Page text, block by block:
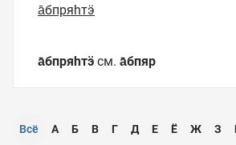
а̄бпряһтӭ
а̄бпряһтӭ см. а̄бпяр
Всё А Б В Г Д Е Ё Ж З